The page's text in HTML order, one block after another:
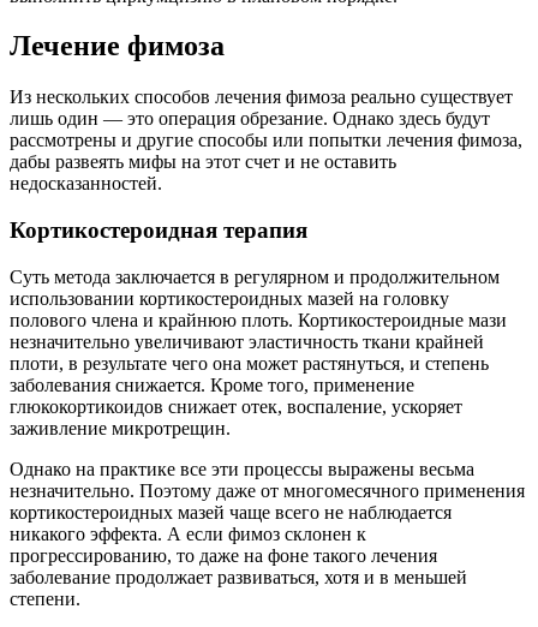
Лечение фимоза
Из нескольких способов лечения фимоза реально существует
лишь один — это операция обрезание. Однако здесь будут
рассмотрены и другие способы или попытки лечения фимоза,
дабы развеять мифы на этот счет и не оставить
недосказанностей.
Кортикостероидная терапия
Суть метода заключается в регулярном и продолжительном
использовании кортикостероидных мазей на головку
полового члена и крайнюю плоть. Кортикостероидные мази
незначительно увеличивают эластичность ткани крайней
плоти, в результате чего она может растянуться, и степень
заболевания снижается. Кроме того, применение
глюкокортикоидов снижает отек, воспаление, ускоряет
заживление микротрещин.
Однако на практике все эти процессы выражены весьма
незначительно. Поэтому даже от многомесячного применения
кортикостероидных мазей чаще всего не наблюдается
никакого эффекта. А если фимоз склонен к
прогрессированию, то даже на фоне такого лечения
заболевание продолжает развиваться, хотя и в меньшей
степени.